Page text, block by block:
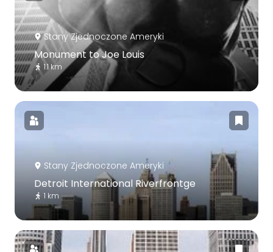
Stany Zjednoczone Ameryki
Monument to Joe Louis
1.1 km
Stany Zjednoczone Ameryki
Detroit International Riverfrontge
1 km